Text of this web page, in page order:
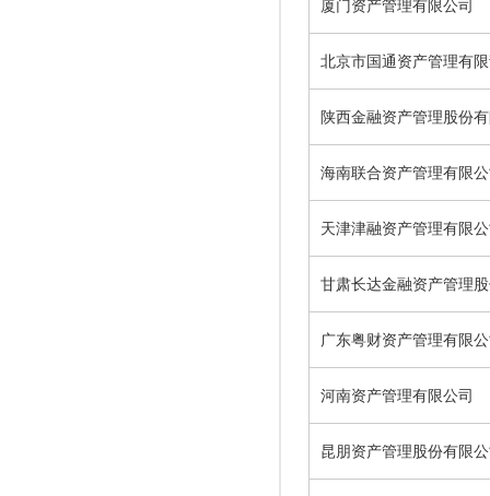
厦门资产管理有限公司
北京市国通资产管理有
陕西金融资产管理股份
海南联合资产管理有限
天津津融资产管理有限
甘肃长达金融资产管理
广东粤财资产管理有限
河南资产管理有限公司
昆朋资产管理股份有限